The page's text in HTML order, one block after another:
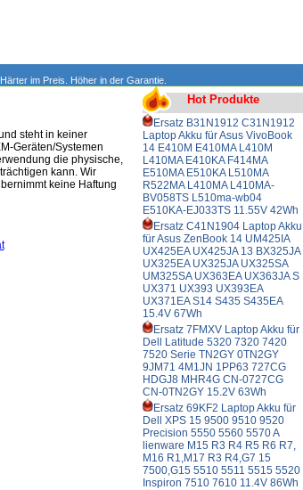
im Preis. Höher in der Garantie.
steht in keiner
Geräten/Systemen
die physische,
kann. Wir
keine Haftung
Hot Produkte
Ersatz B31N1912 C31N1912
Laptop Akku für Asus VivoBook
14 E410M E410MA L410M
L410MA E410KA F414MA
E510MA E510KA L510MA
R522MA L410MA L410MA-
BV058TS L510ma-wb04
E510KA-EJ033TS 11.55V 42Wh
Ersatz C41N1904 Laptop Akku
für Asus ZenBook 14 UM425IA
UX425EA UX425JA 13 BX325JA
UX325EA UX325JA UX325SA
UM325SA UX363EA UX363JA S
UX371 UX393 UX393EA
UX371EA S14 S435 S435EA
15.4V 67Wh
Ersatz 7FMXV Laptop Akku für
Dell Latitude 5320 7320 7420
7520 Serie TN2GY 0TN2GY
9JM71 4M1JN 1PP63 727CG
HDGJ8 MHR4G CN-0727CG
CN-0TN2GY 15.2V 63Wh
Ersatz 69KF2 Laptop Akku für
Dell XPS 15 9500 9510 9520
Precision 5550 5560 5570 A
lienware M15 R3 R4 R5 R6 R7,
M16 R1,M17 R3 R4,G7 15
7500,G15 5510 5511 5515 5520
Inspiron 7510 7610 11.4V 86Wh